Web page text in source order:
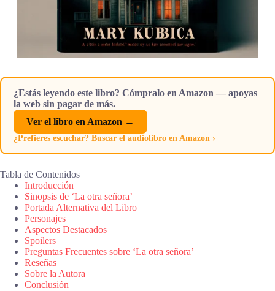
¿Estás leyendo este libro? Cómpralo en Amazon — apoyas
la web sin pagar de más.
Ver el libro en Amazon →
¿Prefieres escuchar? Buscar el audiolibro en Amazon ›
Tabla de Contenidos
Introducción
Sinopsis de ‘La otra señora’
Portada Alternativa del Libro
Personajes
Aspectos Destacados
Spoilers
Preguntas Frecuentes sobre ‘La otra señora’
Reseñas
Sobre la Autora
Conclusión